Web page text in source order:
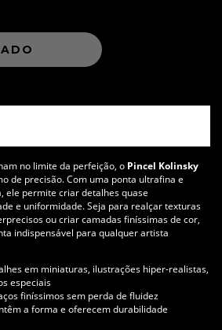
no limite da perfeição, o Pincel Kolinsky
de precisão. Com uma ponta ultrafina e
ele permite criar detalhes quase
e uniformidade. Seja para realçar texturas
ou criar camadas finíssimas de cor,
indispensável para qualquer artista
em miniaturas, ilustrações hiper-realistas,
especiais
finíssimos sem perda de fluidez
a forma e oferecem durabilidade